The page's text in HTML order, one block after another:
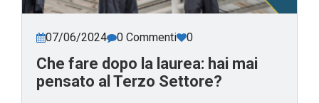
07/06/2024 0 Commenti 0
Che fare dopo la laurea: hai mai
pensato al Terzo Settore?